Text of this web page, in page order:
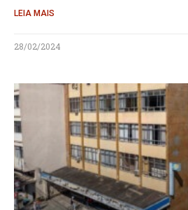
LEIA MAIS
28/02/2024